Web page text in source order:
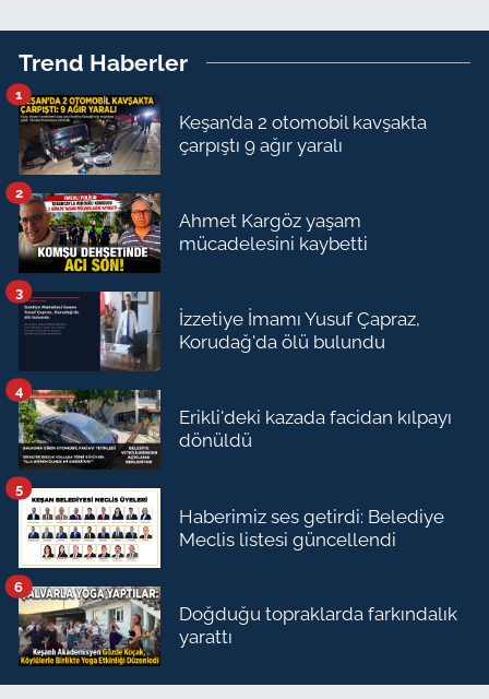
Trend Haberler
Keşan’da 2 otomobil kavşakta
çarpıştı 9 ağır yaralı
1
Ahmet Kargöz yaşam
mücadelesini kaybetti
2
İzzetiye İmamı Yusuf Çapraz,
Korudağ'da ölü bulundu
3
Erikli'deki kazada facidan kılpayı
dönüldü
4
Haberimiz ses getirdi: Belediye
Meclis listesi güncellendi
5
Doğduğu topraklarda farkındalık
yarattı
6